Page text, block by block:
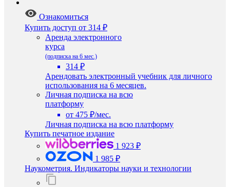
Ознакомиться
Купить доступ от 314 ₽
Аренда электронного
курса
(подписка на 6 мес.)
314 ₽
Арендовать электронный учебник для личного
использования на 6 месяцев.
Личная подписка на всю
платформу
от 475 ₽/мес.
Личная подписка на всю платформу
Купить печатное издание
1 923 ₽
1 985 ₽
Наукометрия. Индикаторы науки и технологии